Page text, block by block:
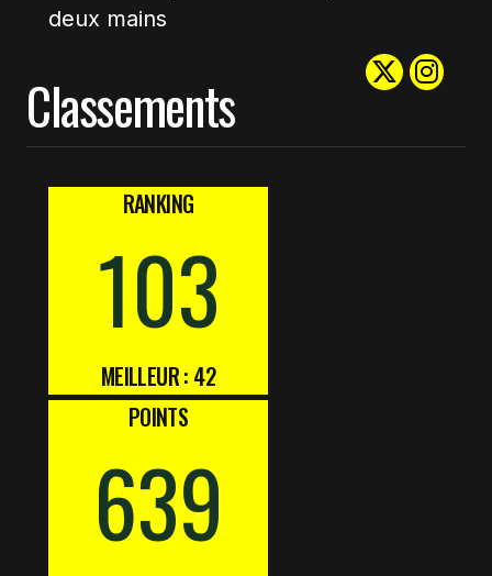
deux mains
Classements
RANKING
103
MEILLEUR : 42
POINTS
639